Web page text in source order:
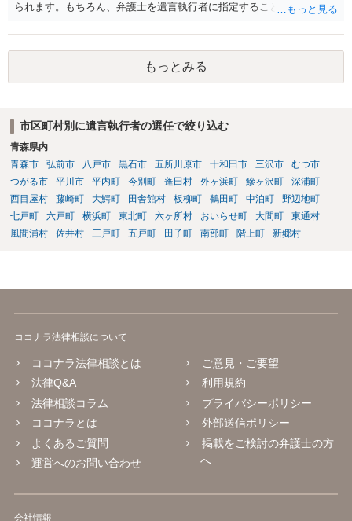
られます。もちろん、弁護士を遺言執行者に指定することもできます
方に再委任の権限を付与しておくという方法もあります。 一度、弁護
士に直接ご相談されることをお勧めいたします。
もっとみる
市区町村別に遺言執行者の選任で絞り込む
青森県内
青森市
弘前市 八戸市 黒石市 五所川原市 十和田市 三沢市
むつ市
つがる市
平川市 平内町 今別町 蓬田村 外ヶ浜町 鰺ヶ沢町
深浦町
西目屋村
藤崎町 大鰐町 田舎館村 板柳町 鶴田町 中泊町
野辺地町
七戸町
六戸町 横浜町 東北町 六ヶ所村 おいらせ町 大間町
東通村
風間浦村
佐井村 三戸町 五戸町 田子町 南部町 階上町 新郷村
ココナラ法律相談について
ココナラ法律相談とは
法律Q&A
法律相談コラム
ココナラとは
よくあるご質問
運営へのお問い合わせ
ご意見・ご要望
利用規約
プライバシーポリシー
外部送信ポリシー
掲載をご検討の弁護士の方
へ
会社情報